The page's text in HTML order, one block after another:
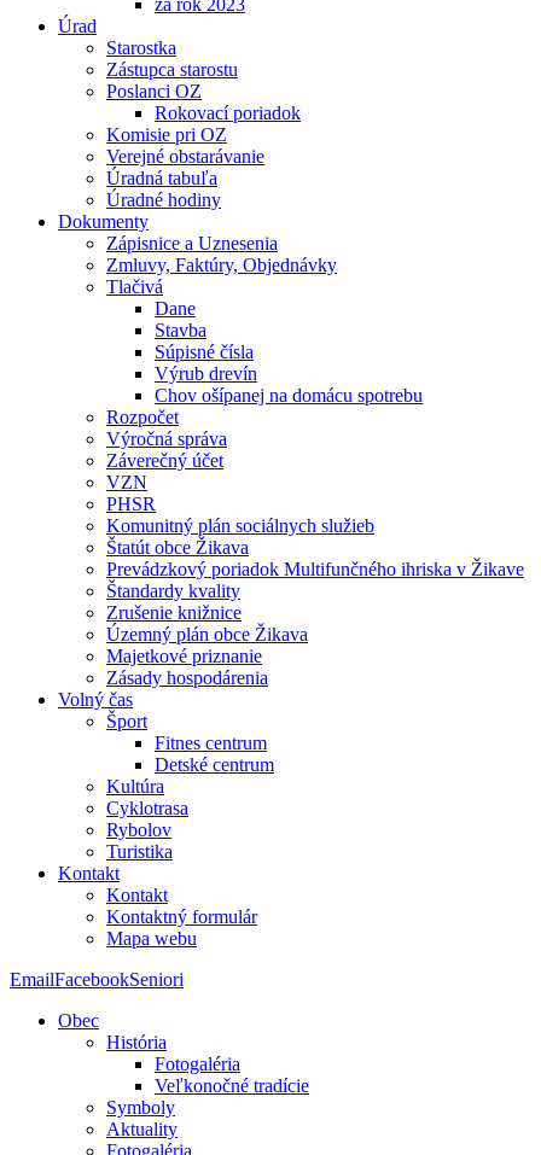
za rok 2023
Úrad
Starostka
Zástupca starostu
Poslanci OZ
Rokovací poriadok
Komisie pri OZ
Verejné obstarávanie
Úradná tabuľa
Úradné hodiny
Dokumenty
Zápisnice a Uznesenia
Zmluvy, Faktúry, Objednávky
Tlačivá
Dane
Stavba
Súpisné čísla
Výrub drevín
Chov ošípanej na domácu spotrebu
Rozpočet
Výročná správa
Záverečný účet
VZN
PHSR
Komunitný plán sociálnych služieb
Štatút obce Žikava
Prevádzkový poriadok Multifunčného ihriska v Žikave
Štandardy kvality
Zrušenie knižnice
Územný plán obce Žikava
Majetkové priznanie
Zásady hospodárenia
Volný čas
Šport
Fitnes centrum
Detské centrum
Kultúra
Cyklotrasa
Rybolov
Turistika
Kontakt
Kontakt
Kontaktný formulár
Mapa webu
EmailFacebookSeniori
Obec
História
Fotogaléria
Veľkonočné tradície
Symboly
Aktuality
Fotogaléria